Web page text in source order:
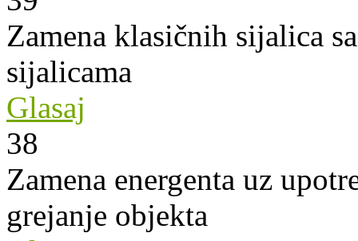
Zamena klasičnih sijalica
sijalicama
Glasaj
38
Zamena energenta uz
grejanje objekta